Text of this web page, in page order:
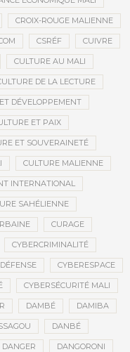
CROIX-ROUGE MALIENNE
CSRÉF CUIVRE
CULTURE AU MALI
DE LA LECTURE
DÉVELOPPEMENT
ET PAIX
ET SOUVERAINETÉ
CULTURE MALIENNE
INTERNATIONAL
SAHÉLIENNE
CURAGE
CYBERCRIMINALITÉ
CYBERESPACE
CYBERSÉCURITÉ MALI
DAMBÉ DAMIBA
DANBÉ
DANGER DANGORONI